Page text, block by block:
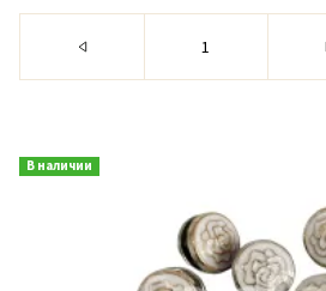
В наличии